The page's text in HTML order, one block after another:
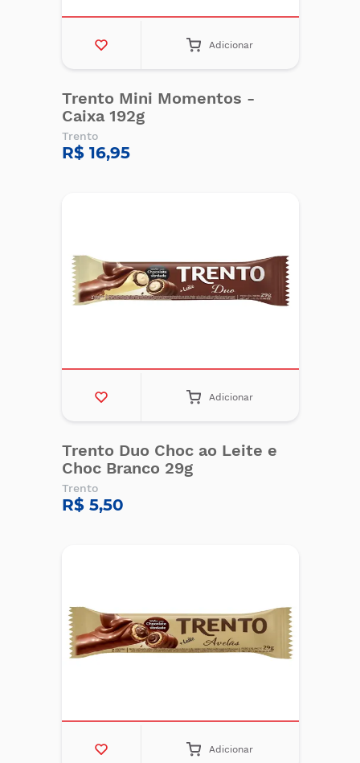
Adicionar
Trento Mini Momentos -
Caixa 192g
Trento
R$ 16,95
Adicionar
Trento Duo Choc ao Leite e
Choc Branco 29g
Trento
R$ 5,50
Adicionar